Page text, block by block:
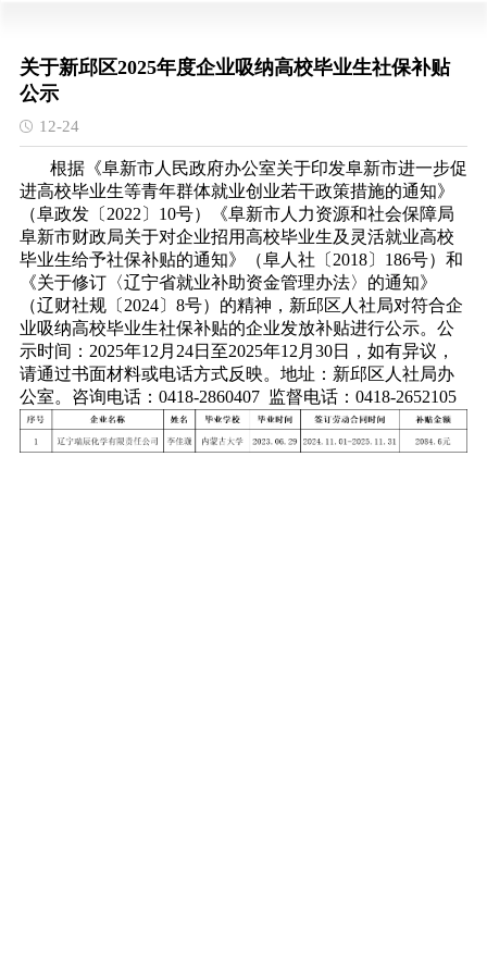
关于新邱区2025年度企业吸纳高校毕业生社保补贴
公示
12-24
根据《阜新市人民政府办公室关于印发阜新市进一步促
进高校毕业生等青年群体就业创业若干政策措施的通知》
（阜政发〔2022〕10号）《阜新市人力资源和社会保障局
阜新市财政局关于对企业招用高校毕业生及灵活就业高校
毕业生给予社保补贴的通知》（阜人社〔2018〕186号）和
《关于修订〈辽宁省就业补助资金管理办法〉的通知》
（辽财社规〔2024〕8号）的精神，新邱区人社局对符合企
业吸纳高校毕业生社保补贴的企业发放补贴进行公示。公
示时间：2025年12月24日至2025年12月30日，如有异议，
请通过书面材料或电话方式反映。地址：新邱区人社局办
公室。咨询电话：0418-2860407 监督电话：0418-2652105